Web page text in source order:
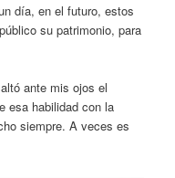
día, en el futuro, estos
su patrimonio, para
ante mis ojos el
esa habilidad con la
siempre. A veces es